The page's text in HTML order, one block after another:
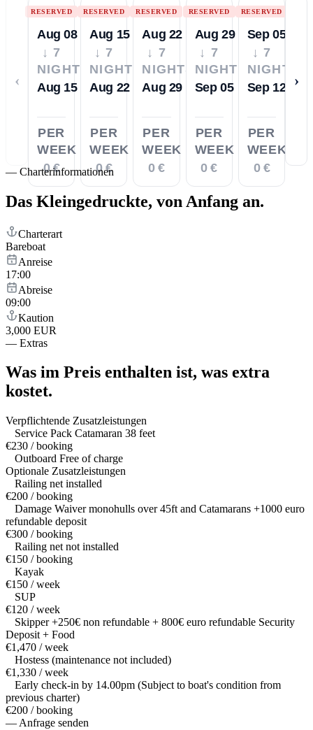
‹
RESERVED
Aug 08
↓ 7
NIGHTS
Aug 15
PER
WEEK
0 €
RESERVED
Aug 15
↓ 7
NIGHTS
Aug 22
PER
WEEK
0 €
RESERVED
Aug 22
↓ 7
NIGHTS
Aug 29
PER
WEEK
0 €
RESERVED
Aug 29
↓ 7
NIGHTS
Sep 05
PER
WEEK
0 €
RESERVED
Sep 05
↓ 7
NIGHTS
Sep 12
PER
WEEK
0 €
›
— Charterinformationen
Das Kleingedruckte, von Anfang an.
Charterart
Bareboat
Anreise
17:00
Abreise
09:00
Kaution
3,000 EUR
— Extras
Was im Preis enthalten ist, was extra
kostet.
Verpflichtende Zusatzleistungen
Service Pack Catamaran 38 feet
€230 / booking
Outboard Free of charge
Optionale Zusatzleistungen
Railing net installed
€200 / booking
Damage Waiver monohulls over 45ft and Catamarans +1000 euro
refundable deposit
€300 / booking
Railing net not installed
€150 / booking
Kayak
€150 / week
SUP
€120 / week
Skipper +250€ non refundable + 800€ euro refundable Security
Deposit + Food
€1,470 / week
Hostess (maintenance not included)
€1,330 / week
Early check-in by 14.00pm (Subject to boat's condition from
previous charter)
€200 / booking
— Anfrage senden